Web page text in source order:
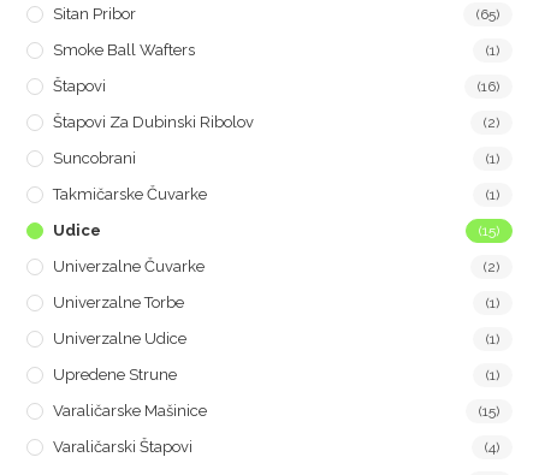
Sitan Pribor (65)
Smoke Ball Wafters (1)
Štapovi (16)
Štapovi Za Dubinski Ribolov (2)
Suncobrani (1)
Takmičarske Čuvarke (1)
Udice (15)
Univerzalne Čuvarke (2)
Univerzalne Torbe (1)
Univerzalne Udice (1)
Upredene Strune (1)
Varaličarske Mašinice (15)
Varaličarski Štapovi (4)